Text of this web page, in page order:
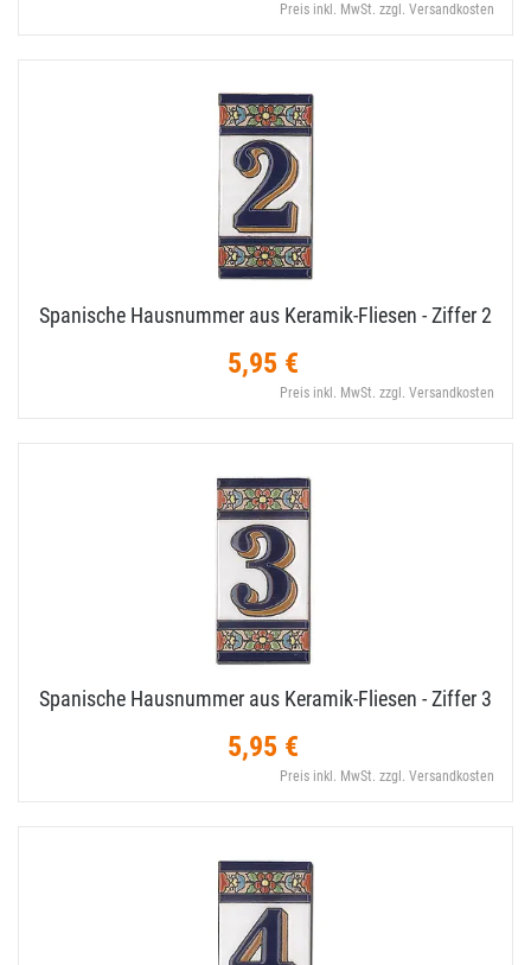
Preis inkl. MwSt. zzgl. Versandkosten
Spanische Hausnummer aus Keramik-​Fliesen - Ziffer 2
5,95 €
Preis inkl. MwSt. zzgl. Versandkosten
Spanische Hausnummer aus Keramik-​Fliesen - Ziffer 3
5,95 €
Preis inkl. MwSt. zzgl. Versandkosten